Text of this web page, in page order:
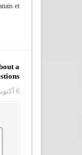
et ...
a
6 أكتوبر,2000